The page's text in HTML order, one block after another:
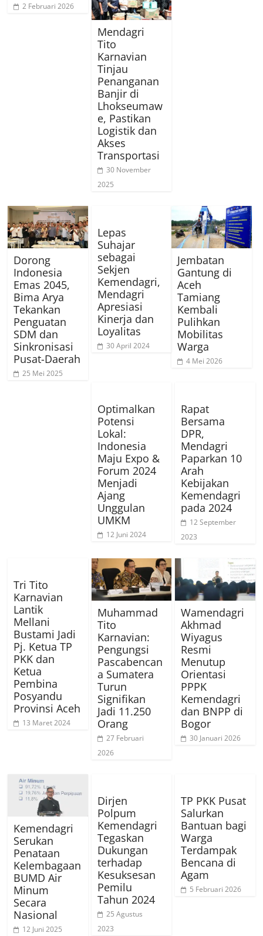
2 Februari 2026
Mendagri
Tito
Karnavian
Tinjau
Penanganan
Banjir di
Lhokseumaw
e, Pastikan
Logistik dan
Akses
Transportasi
30 November
2025
Dorong
Indonesia
Emas 2045,
Bima Arya
Tekankan
Penguatan
SDM dan
Sinkronisasi
Pusat-Daerah
25 Mei 2025
Lepas
Suhajar
sebagai
Sekjen
Kemendagri,
Mendagri
Apresiasi
Kinerja dan
Loyalitas
30 April 2024
Jembatan
Gantung di
Aceh
Tamiang
Kembali
Pulihkan
Mobilitas
Warga
4 Mei 2026
Optimalkan
Potensi
Lokal:
Indonesia
Maju Expo &
Forum 2024
Menjadi
Ajang
Unggulan
UMKM
12 Juni 2024
Rapat
Bersama
DPR,
Mendagri
Paparkan 10
Arah
Kebijakan
Kemendagri
pada 2024
12 September
2023
Tri Tito
Karnavian
Lantik
Mellani
Bustami Jadi
Pj. Ketua TP
PKK dan
Ketua
Pembina
Posyandu
Provinsi Aceh
13 Maret 2024
Muhammad
Tito
Karnavian:
Pengungsi
Pascabencan
a Sumatera
Turun
Signifikan
Jadi 11.250
Orang
27 Februari
2026
Wamendagri
Akhmad
Wiyagus
Resmi
Menutup
Orientasi
PPPK
Kemendagri
dan BNPP di
Bogor
30 Januari 2026
Kemendagri
Serukan
Penataan
Kelembagaan
BUMD Air
Minum
Secara
Nasional
12 Juni 2025
Dirjen
Polpum
Kemendagri
Tegaskan
Dukungan
terhadap
Kesuksesan
Pemilu
Tahun 2024
25 Agustus
2023
TP PKK Pusat
Salurkan
Bantuan bagi
Warga
Terdampak
Bencana di
Agam
5 Februari 2026